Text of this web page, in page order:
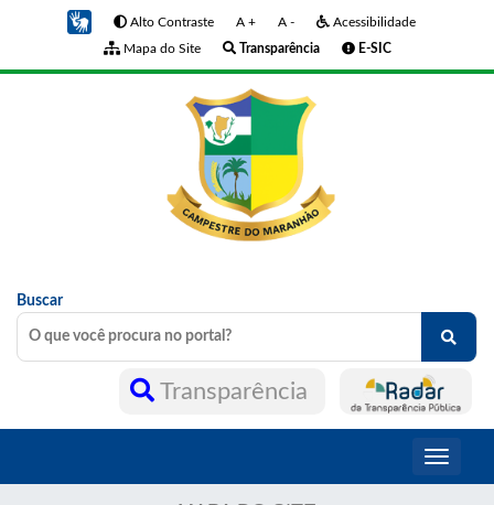
Alto Contraste A + A -
Acessibilidade
Mapa do Site
Transparência E-SIC
Buscar
Transparência
Toggle